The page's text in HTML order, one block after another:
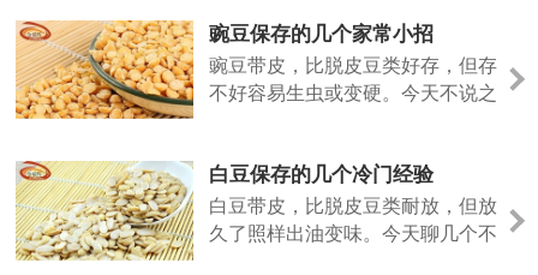
豌豆保存的几个家常小招
豌豆带皮，比脱皮豆类好存，但存
不好容易生虫或变硬。今天不说之
白豆保存的几个冷门经验
白豆带皮，比脱皮豆类耐放，但放
久了照样出油变味。今天聊几个不